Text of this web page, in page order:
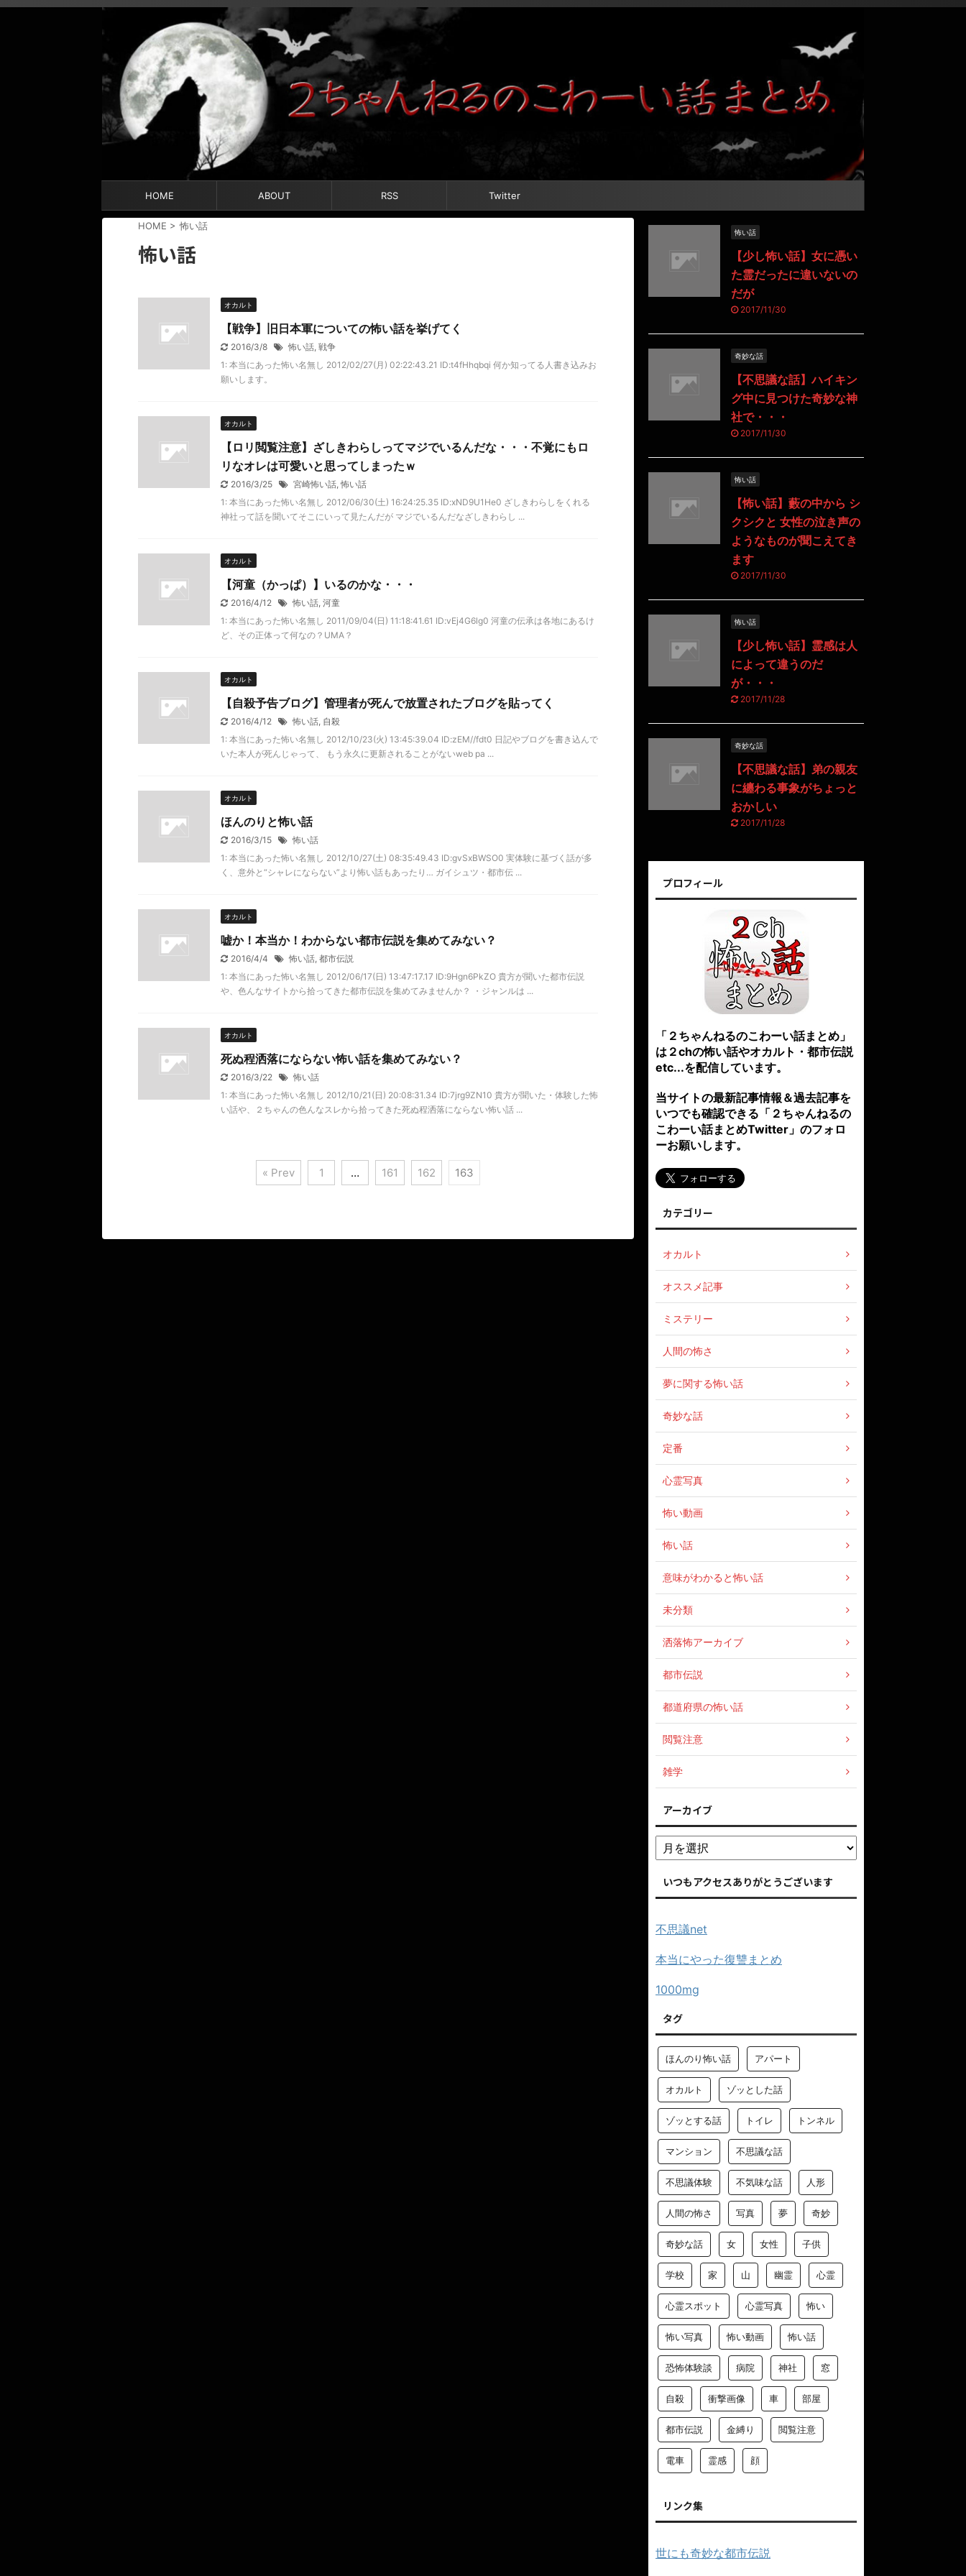
HOME ABOUT RSS Twitter
HOME > 怖い話
怖い話
オカルト
【戦争】旧日本軍についての怖い話を挙げてく
2016/3/8 怖い話 戦争
1: 本当にあった怖い名無し 2012/02/27(月) 02:22:43.21 ID:t4fHhqbqi 何か知ってる人書き込みお
願いします。
オカルト
【ロリ閲覧注意】ざしきわらしってマジでいるんだな・・・不覚にもロ
リなオレは可愛いと思ってしまったｗ
2016/3/25 宮崎怖い話 怖い話
1: 本当にあった怖い名無し 2012/06/30(土) 16:24:25.35 ID:xND9U1He0 ざしきわらしをくれる
神社って話を聞いてそこにいって見たんだが マジでいるんだなざしきわらし ...
オカルト
【河童（かっぱ）】いるのかな・・・
2016/4/12 怖い話 河童
1: 本当にあった怖い名無し 2011/09/04(日) 11:18:41.61 ID:vEj4G6lg0 河童の伝承は各地にあるけ
ど、その正体って何なの？UMA？
オカルト
【自殺予告ブログ】管理者が死んで放置されたブログを貼ってく
2016/4/12 怖い話 自殺
1: 本当にあった怖い名無し 2012/10/23(火) 13:45:39.04 ID:zEM//fdt0 日記やブログを書き込んで
いた本人が死んじゃって、 もう永久に更新されることがないweb pa ...
オカルト
ほんのりと怖い話
2016/3/15
怖い話
1: 本当にあった怖い名無し 2012/10/27(土) 08:35:49.43 ID:gvSxBWSO0 実体験に基づく話が多
く、意外と“シャレにならない”より怖い話もあったり… ガイシュツ・都市伝 ...
オカルト
嘘か！本当か！わからない都市伝説を集めてみない？
2016/4/4 怖い話 都市伝説
1: 本当にあった怖い名無し 2012/06/17(日) 13:47:17.17 ID:9Hgn6PkZO 貴方が聞いた都市伝説
や、色んなサイトから拾ってきた都市伝説を集めてみませんか？ ・ジャンルは ...
オカルト
死ぬ程洒落にならない怖い話を集めてみない？
2016/3/22
怖い話
1: 本当にあった怖い名無し 2012/10/21(日) 20:08:31.34 ID:7jrg9ZN10 貴方が聞いた・体験した怖
い話や、２ちゃんの色んなスレから拾ってきた死ぬ程洒落にならない怖い話 ...
« Prev 1 … 161 162 163
怖い話
【少し怖い話】女に憑い
た霊だったに違いないの
だが
2017/11/30
奇妙な話
【不思議な話】ハイキン
グ中に見つけた奇妙な神
社で・・・
2017/11/30
怖い話
【怖い話】藪の中から シ
クシクと 女性の泣き声の
ようなものが聞こえてき
ます
2017/11/30
怖い話
【少し怖い話】霊感は人
によって違うのだ
が・・・
2017/11/28
奇妙な話
【不思議な話】弟の親友
に纏わる事象がちょっと
おかしい
2017/11/28
プロフィール
「２ちゃんねるのこわーい話まとめ」
は２chの怖い話やオカルト・都市伝説
etc...を配信しています。
当サイトの最新記事情報＆過去記事を
いつでも確認できる「２ちゃんねるの
こわーい話まとめTwitter」のフォロ
ーお願いします。
カテゴリー
オカルト
オススメ記事
ミステリー
人間の怖さ
夢に関する怖い話
奇妙な話
定番
心霊写真
怖い動画
怖い話
意味がわかると怖い話
未分類
洒落怖アーカイブ
都市伝説
都道府県の怖い話
閲覧注意
雑学
アーカイブ
いつもアクセスありがとうございます
不思議net
本当にやった復讐まとめ
1000mg
タグ
ほんのり怖い話 アパート
オカルト ゾッとした話
ゾッとする話 トイレ トンネル
マンション 不思議な話
不思議体験 不気味な話 人形
人間の怖さ 写真 夢 奇妙
奇妙な話 女 女性 子供
学校 家 山 幽霊 心霊
心霊スポット 心霊写真 怖い
怖い写真 怖い動画 怖い話
恐怖体験談 病院 神社 窓
自殺 衝撃画像 車 部屋
都市伝説 金縛り 閲覧注意
電車 霊感 顔
リンク集
世にも奇妙な都市伝説